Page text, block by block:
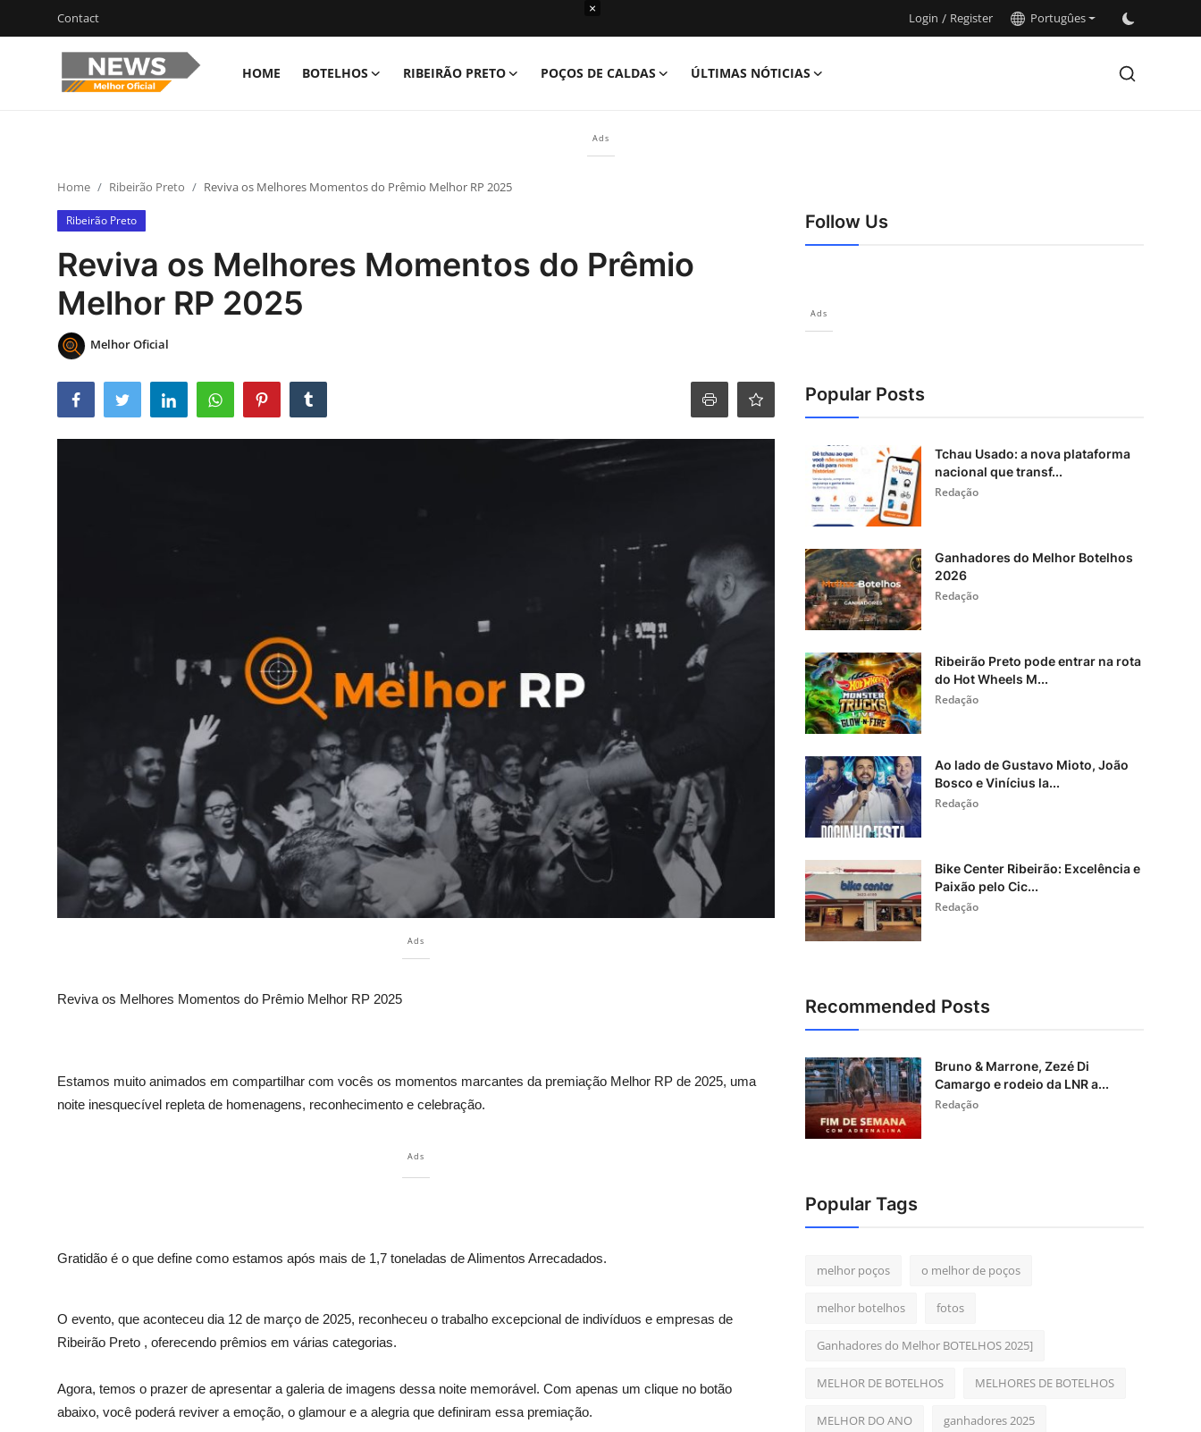
Contact Login / Register Portugûes
HOME BOTELHOS RIBEIRÃO PRETO POÇOS DE CALDAS
ÚLTIMAS NÓTICIAS
Botelhos
Contact
Ribeirão Preto
Poços de Caldas
Últimas nóticias
Portugûes
Ads
Home Ribeirão Preto Reviva os Melhores Momentos do Prêmio Melhor RP 2025
Ribeirão Preto
Reviva os Melhores Momentos do Prêmio
Melhor RP 2025
Melhor Oficial
Ads
Reviva os Melhores Momentos do Prêmio Melhor RP 2025
Estamos muito animados em compartilhar com vocês os momentos marcantes da premiação Melhor RP de 2025, uma
noite inesquecível repleta de homenagens, reconhecimento e celebração.
×
Ads
Gratidão é o que define como estamos após mais de 1,7 toneladas de Alimentos Arrecadados.
O evento, que aconteceu dia 12 de março de 2025, reconheceu o trabalho excepcional de indivíduos e empresas de
Ribeirão Preto , oferecendo prêmios em várias categorias.
Agora, temos o prazer de apresentar a galeria de imagens dessa noite memorável. Com apenas um clique no botão
abaixo, você poderá reviver a emoção, o glamour e a alegria que definiram essa premiação.
Follow Us
Ads
Popular Posts
Tchau Usado: a nova plataforma
nacional que transf...
Redação
Ganhadores do Melhor Botelhos
2026
Redação
Ribeirão Preto pode entrar na rota
do Hot Wheels M...
Redação
Ao lado de Gustavo Mioto, João
Bosco e Vinícius la...
Redação
Bike Center Ribeirão: Excelência e
Paixão pelo Cic...
Redação
Recommended Posts
Bruno & Marrone, Zezé Di
Camargo e rodeio da LNR a...
Redação
Popular Tags
melhor poços o melhor de poços
melhor botelhos fotos
Ganhadores do Melhor BOTELHOS 2025]
MELHOR DE BOTELHOS MELHORES DE BOTELHOS
MELHOR DO ANO ganhadores 2025